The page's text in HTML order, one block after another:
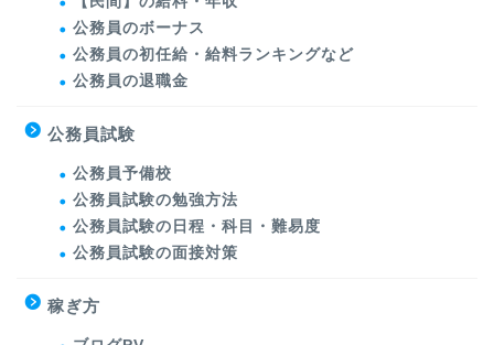
公務員のボーナス
公務員の初任給・給料ランキングなど
公務員の退職金
公務員試験
公務員予備校
公務員試験の勉強方法
公務員試験の日程・科目・難易度
公務員試験の面接対策
稼ぎ方